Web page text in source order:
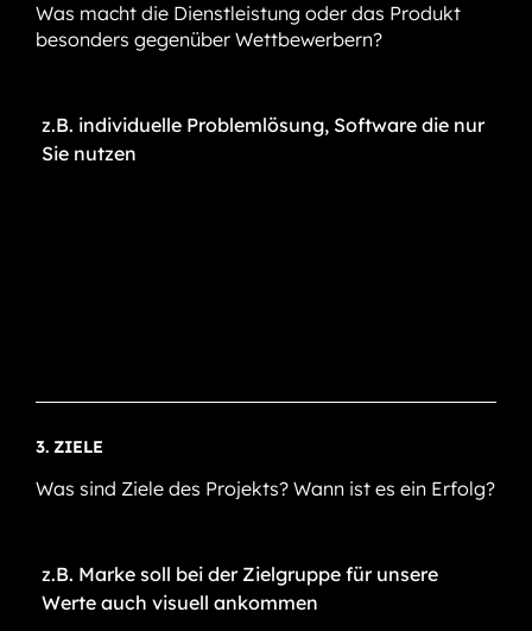
Was macht die Dienstleistung oder das Produkt
besonders gegenüber Wettbewerbern?
3. ZIELE
Was sind Ziele des Projekts? Wann ist es ein Erfolg?